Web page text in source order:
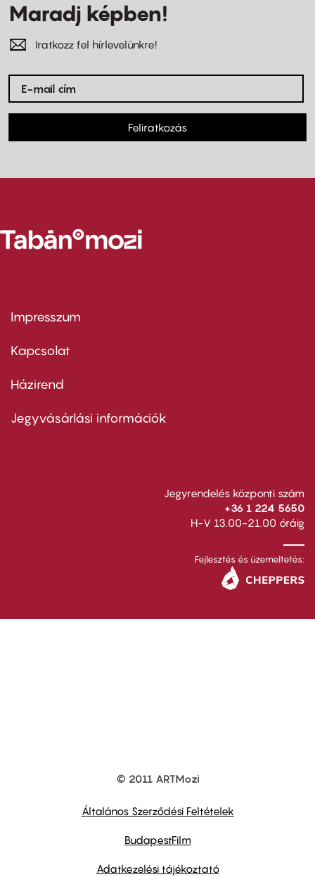
Maradj képben!
Iratkozz fel hírlevelünkre!
Feliratkozás
Footer
first
Impresszum
Kapcsolat
Footer
second
Házirend
Jegyvásárlási információk
Jegyrendelés központi szám
+36 1 224 5650
H-V 13.00-21.00 óráig
Fejlesztés és üzemeltetés:
© 2011 ARTMozi
Általános Szerződési Feltételek
BudapestFilm
Adatkezelési tájékoztató